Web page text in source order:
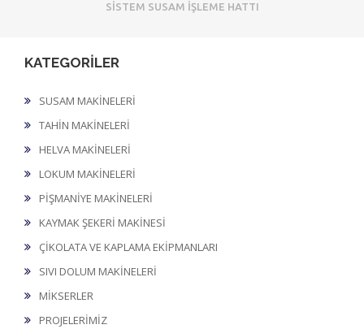
SİSTEM SUSAM İŞLEME HATTI
KATEGORİLER
SUSAM MAKİNELERİ
TAHİN MAKİNELERİ
HELVA MAKİNELERİ
LOKUM MAKİNELERİ
PİŞMANİYE MAKİNELERİ
KAYMAK ŞEKERİ MAKİNESİ
ÇİKOLATA VE KAPLAMA EKİPMANLARI
SIVI DOLUM MAKİNELERİ
MİKSERLER
PROJELERİMİZ